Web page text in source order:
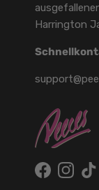
Harrington
Facebook